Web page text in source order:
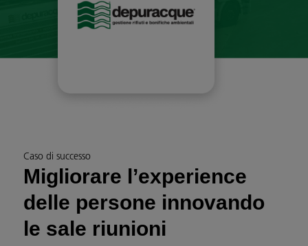
Caso di successo
Migliorare l’experience
delle persone innovando
le sale riunioni